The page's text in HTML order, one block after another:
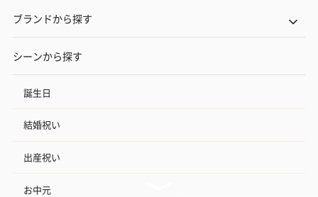
ブランドから探す
シーンから探す
誕生日
結婚祝い
出産祝い
お中元